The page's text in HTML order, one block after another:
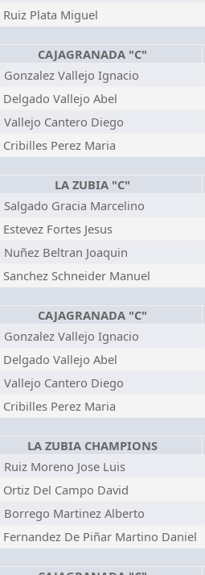
Ruiz Plata Miguel
CAJAGRANADA "C"
Gonzalez Vallejo Ignacio
Delgado Vallejo Abel
Vallejo Cantero Diego
Cribilles Perez Maria
LA ZUBIA "C"
Salgado Gracia Marcelino
Estevez Fortes Jesus
Nuñez Beltran Joaquin
Sanchez Schneider Manuel
CAJAGRANADA "C"
Gonzalez Vallejo Ignacio
Delgado Vallejo Abel
Vallejo Cantero Diego
Cribilles Perez Maria
LA ZUBIA CHAMPIONS
Ruiz Moreno Jose Luis
Ortiz Del Campo David
Borrego Martinez Alberto
Fernandez De Piñar Martino Daniel